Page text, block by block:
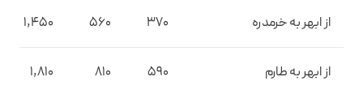
از ابهر به خرمدره 370
560
1,450
از ابهر به طارم 590
810
1,810